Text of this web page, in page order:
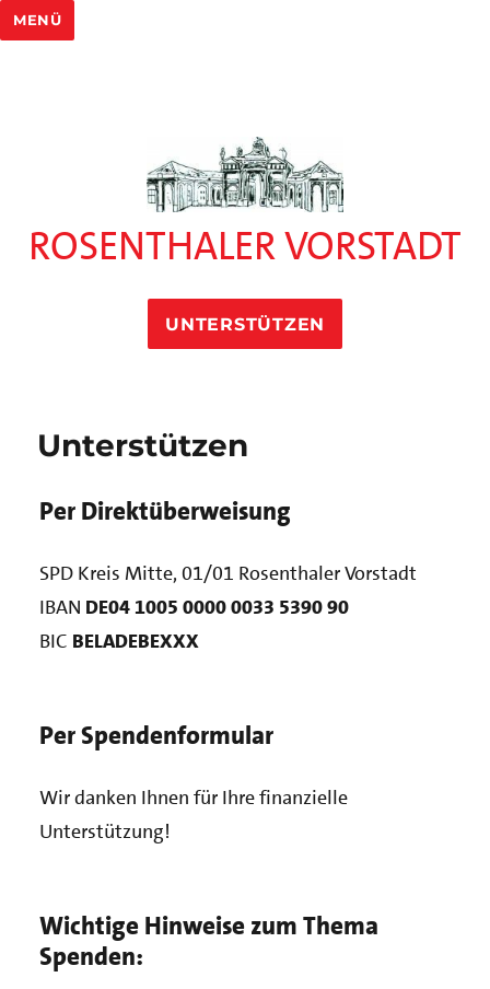
MENÜ
ROSENTHALER VORSTADT
UNTERSTÜTZEN
Unterstützen
Per Direktüberweisung
SPD Kreis Mitte, 01/01 Rosenthaler Vorstadt
IBAN DE04 1005 0000 0033 5390 90
BIC BELADEBEXXX
Per Spendenformular
Wir danken Ihnen für Ihre finanzielle
Unterstützung!
Wichtige Hinweise zum Thema
Spenden: